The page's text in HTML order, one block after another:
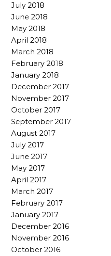
July 2018
June 2018
May 2018
April 2018
March 2018
February 2018
January 2018
December 2017
November 2017
October 2017
September 2017
August 2017
July 2017
June 2017
May 2017
April 2017
March 2017
February 2017
January 2017
December 2016
November 2016
October 2016